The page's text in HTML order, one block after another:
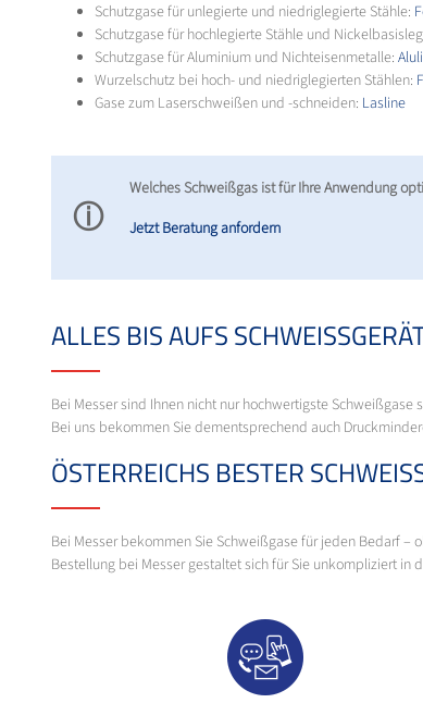
Schutzgase für unlegierte und niedriglegierte Stähle:
Schutzgase für hochlegierte Stähle und
Schutzgase für Aluminium und Nichteisenmetalle:
Wurzelschutz bei hoch- und niedriglegierten Stählen:
Gase zum Laserschweißen und -schneiden: Lasline
ⓘ
Welches Schweißgas ist für Ihre Anwendung
Jetzt Beratung anfordern
ALLES BIS AUFS
Bei Messer sind Ihnen nicht nur hochwertigste
Bei uns bekommen Sie dementsprechend auch
ÖSTERREICHS BESTER
Bei Messer bekommen Sie Schweißgase für jeden Bedarf –
Bestellung bei Messer gestaltet sich für Sie unkompliziert in